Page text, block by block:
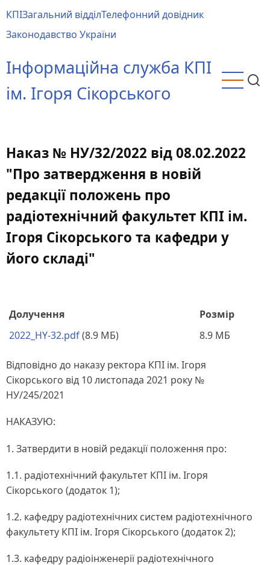
до
основного
КПІЗагальний відділТелефонний довідник
Законодавство України
Інформаційна служба КПІ
ім. Ігоря Сікорського
Наказ № НУ/32/2022 від 08.02.2022
"Про затвердження в новій
редакції положень про
радіотехнічний факультет КПІ ім.
Ігоря Сікорського та кафедри у
його складі"
Долучення
Розмір
2022_HY-32.pdf(8.9 МБ) 8.9 МБ
Відповідно до наказу ректора КПІ ім. Ігоря
Сікорського від 10 листопада 2021 року №
НУ/245/2021
НАКАЗУЮ:
1. Затвердити в новій редакції положення про:
1.1. радіотехнічний факультет КПІ ім. Ігоря
Сікорського (додаток 1);
1.2. кафедру радіотехнічних систем радіотехнічного
факультету КПІ ім. Ігоря Сікорського (додаток 2);
1.3. кафедру радіоінженерії радіотехнічного